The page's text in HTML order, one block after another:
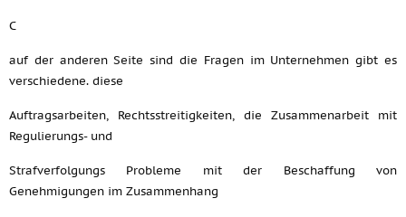
C
auf der anderen Seite sind die Fragen im Unternehmen gibt es
verschiedene. diese
Auftragsarbeiten, Rechtsstreitigkeiten, die Zusammenarbeit mit
Regulierungs- und
Strafverfolgungs Probleme mit der Beschaffung von
Genehmigungen im Zusammenhang